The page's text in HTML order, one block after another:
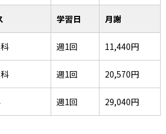
学習日 月謝
週1回 11,440円
週1回 20,570円
週1回 29,040円